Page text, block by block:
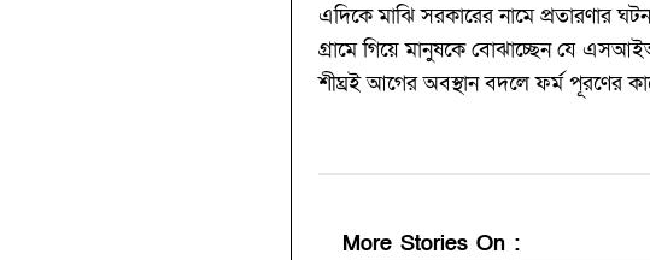
এদিকে মাঝি সরকারের নামে প্রতারণার
গ্রামে গিয়ে মানুষকে বোঝাচ্ছেন যে
শীঘ্রই আগের অবস্থান বদলে ফর্ম পূরণের
More Stories On :